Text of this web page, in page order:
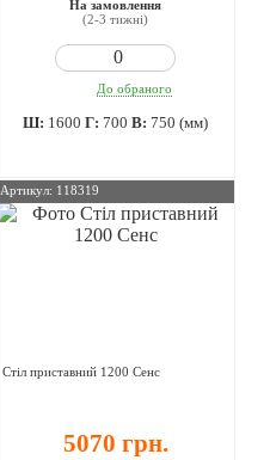
На замовлення
(2-3 тижні)
До обраного
Ш: 1600 Г:700 В:750 (мм)
Артикул: 118319
Стіл приставний 1200 Сенс
5070 грн.